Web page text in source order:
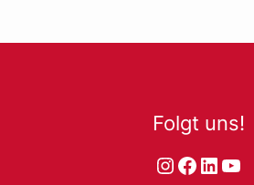
Folgt uns!
Instagram Facebook LinkedIn YouTube